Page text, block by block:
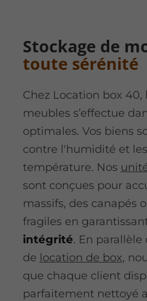
Stockage de
toute sérénité
Chez Location box 40,
meubles s’effectue
optimales. Vos biens
contre l'humidité et
température. Nos
sont conçues pour
massifs, des canapés
fragiles en
intégrité. En
de location de box,
que chaque client
parfaitement nettoyé